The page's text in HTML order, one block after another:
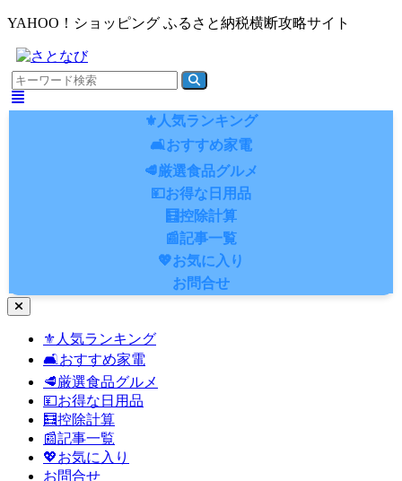
YAHOO！ショッピング ふるさと納税横断攻略サイト
⚜️人気ランキング
🛋️おすすめ家電
🥩厳選食品グルメ
💴お得な日用品
🧮控除計算
📰記事一覧
💖お気に入り
お問合せ
ナ
⚜️人気ランキング
🛋️おすすめ家電
🥩厳選食品グルメ
💴お得な日用品
🧮控除計算
📰記事一覧
💖お気に入り
お問合せ